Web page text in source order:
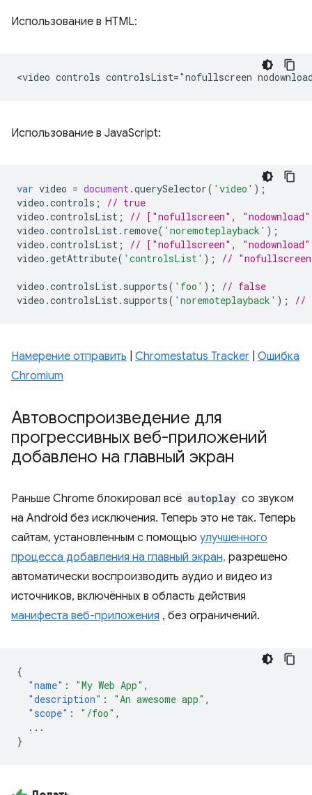
Использование в HTML:
Использование в JavaScript:
var video = document .querySelector( 'video' );
video .controls ;
// true
video .controlsList ;
// ["nofullscreen",
video .controlsList . remove( 'noremoteplayback' );
video .controlsList ;
// ["nofullscreen",
video .getAttribute( 'controlsList' ); // "nofullscreen
video .controlsList . supports( 'foo' );
// false
video .controlsList . supports( 'noremoteplayback' ); //
Намерение отправить Chromestatus Tracker Ошибка
Chromium
Автовоспроизведение для
прогрессивных веб-приложений
добавлено на главный экран
Раньше Chrome блокировал всё autoplay со звуком
на Android без исключения. Теперь это не так. Теперь
сайтам, установленным с помощью улучшенного
процесса добавления на главный экран, разрешено
автоматически воспроизводить аудио и видео из
источников, включённых в область действия
манифеста веб-приложения , без ограничений.
{
"name" : "My Web App" ,
"description" : "An awesome app" ,
"scope" : "/foo" ,
...
}